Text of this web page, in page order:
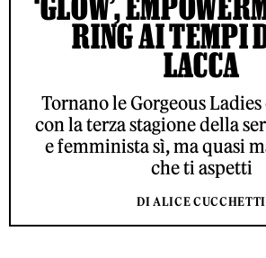
RING AI TEMPI
LACCA
Tornano le Gorgeous
con la terza stagione della
e femminista sì, ma quasi
che ti aspetti
DI ALICE CUCCHETTI